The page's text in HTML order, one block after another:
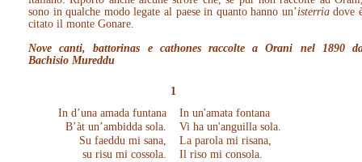
sono in qualche modo legate al paese in quanto hanno un’isterriadove
citato il monte Gonare.
Nove canti, battorinas e cathones raccolte a Orani nel 1890
Bachisio Mureddu
1
In d’una amada funtana
B’àt un’ambidda sola.
Su faeddu mi sana,
su risu mi cossola.
In un'amata fontana
Vi ha un'anguilla sola.
La parola mi risana,
Il riso mi consola.